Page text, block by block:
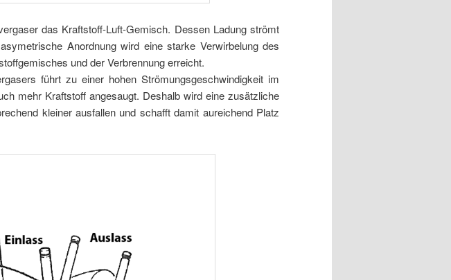
das Kraftstoff-Luft-Gemisch. Dessen Ladung strömt
Anordnung wird eine starke Verwirbelung des
und der Verbrennung erreicht.
führt zu einer hohen Strömungsgeschwindigkeit im
mehr Kraftstoff angesaugt. Deshalb wird eine zusätzliche
kleiner ausfallen und schafft damit aureichend Platz